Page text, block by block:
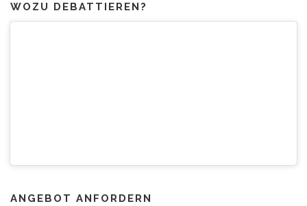
WOZU DEBATTIEREN?
ANGEBOT ANFORDERN